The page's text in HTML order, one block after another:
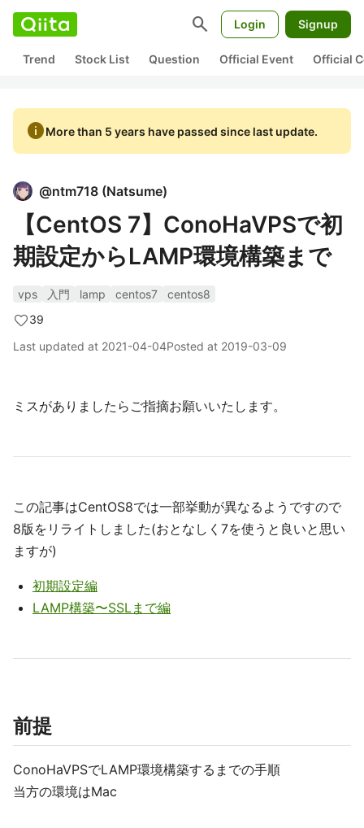
search Login Signup
Trend Stock List Question Official Event Official
infoMore than 5 years have passed since last update.
@ntm718 (Natsume)
【CentOS 7】ConoHaVPSで初
期設定からLAMP環境構築まで
vps 入門 lamp centos7
centos8
39
Last updated at 2021-04-04Posted at 2019-03-09
ミスがありましたらご指摘お願いいたします。
この記事はCentOS8では一部挙動が異なるようですので
8版をリライトしました(おとなしく7を使うと良いと思い
ますが)
初期設定編
LAMP構築〜SSLまで編
前提
ConoHaVPSでLAMP環境構築するまでの手順
当方の環境はMac